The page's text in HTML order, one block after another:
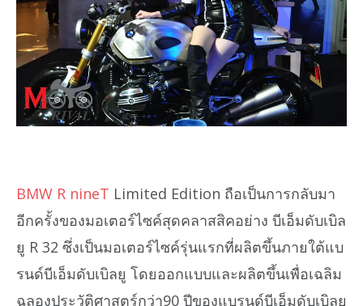
BMW R nineT Limited Edition ถือเป็นการกลับมา
อีกครั้งของมอเตอร์ไซค์สุดคลาสสิคอย่าง บีเอ็มดับเบิล
ยู R 32 ซึ่งเป็นมอเตอร์ไซค์รุ่นแรกที่ผลิตขึ้นภายใต้แบ
รนด์บีเอ็มดับเบิลยู โดยออกแบบและผลิตขึ้นเพื่อเฉลิม
ฉลองประวัติศาสตร์กว่า90 ปีของแบรนด์บีเอ็มดับเบิลยู